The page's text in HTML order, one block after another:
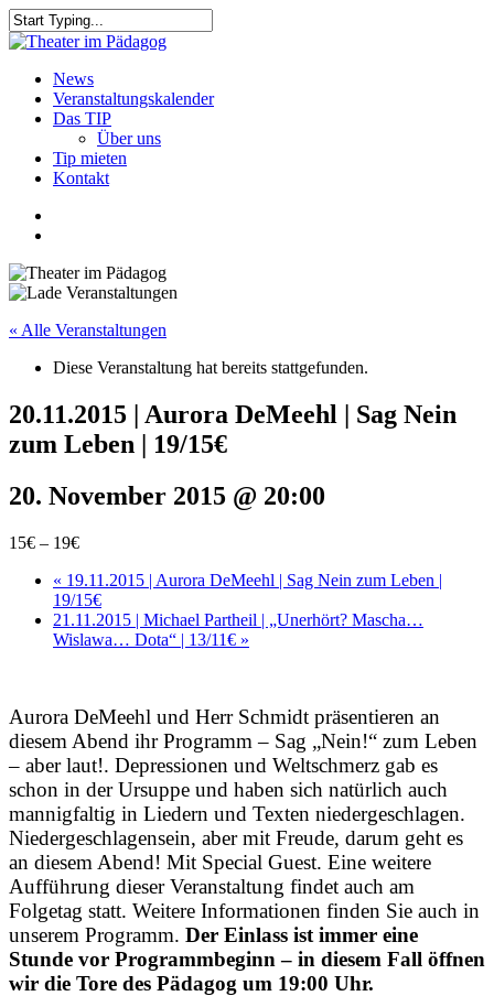
Skip
to
content
Close
search
Menu
News
Veranstaltungskalender
Das TIP
Über uns
Tip mieten
Kontakt
« Alle Veranstaltungen
Diese Veranstaltung hat bereits stattgefunden.
20.11.2015 | Aurora DeMeehl | Sag Nein
zum Leben | 19/15€
20. November 2015 @ 20:00
15€ – 19€
« 19.11.2015 | Aurora DeMeehl | Sag Nein zum Leben |
19/15€
21.11.2015 | Michael Partheil | „Unerhört? Mascha…
Wislawa… Dota“ | 13/11€ »
Aurora DeMeehl und Herr Schmidt präsentieren an
diesem Abend ihr Programm – Sag „Nein!“ zum Leben
– aber laut!. Depressionen und Weltschmerz gab es
schon in der Ursuppe und haben sich natürlich auch
mannigfaltig in Liedern und Texten niedergeschlagen.
Niedergeschlagensein, aber mit Freude, darum geht es
an diesem Abend! Mit Special Guest. Eine weitere
Aufführung dieser Veranstaltung findet auch am
Folgetag statt. Weitere Informationen finden Sie auch in
unserem Programm. Der Einlass ist immer eine
Stunde vor Programmbeginn – in diesem Fall öffnen
wir die Tore des Pädagog um 19:00 Uhr.